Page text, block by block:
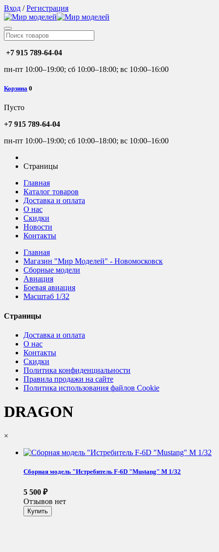
Вход /Регистрация
+7 915 789-64-04
пн-пт 10:00–19:00; сб 10:00–18:00; вс 10:00–16:00
Корзина 0
Пусто
+7 915 789-64-04
пн-пт 10:00–19:00; сб 10:00–18:00; вс 10:00–16:00
Страницы
Главная
Каталог товаров
Доставка и оплата
О нас
Скидки
Новости
Контакты
Главная
Магазин "Мир Моделей" - Новомосковск
Сборные модели
Авиация
Боевая авиация
Масштаб 1/32
Страницы
Доставка и оплата
О нас
Контакты
Скидки
Политика конфиденциальности
Правила продажи на сайте
Политика использования файлов Cookie
DRAGON
×
Сборная модель "Истребитель F-6D "Mustang" М 1/32
5 500 ₽
Отзывов нет